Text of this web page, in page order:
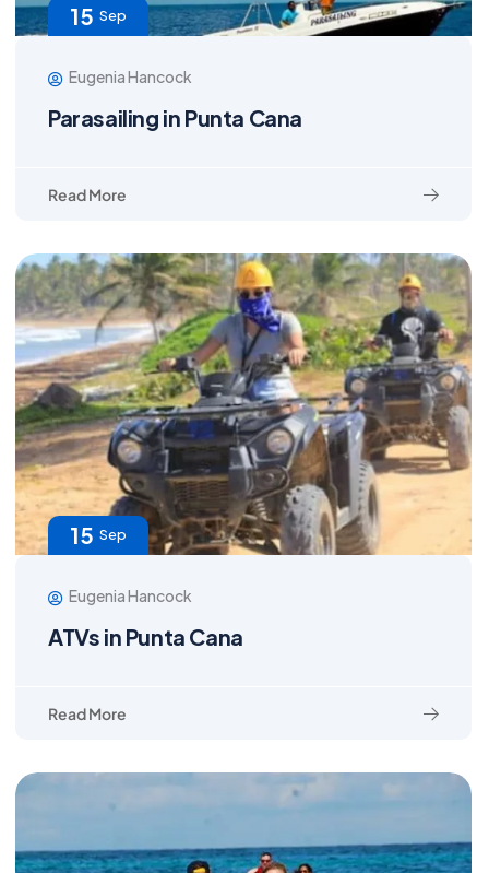
15 Sep
Eugenia Hancock
Parasailing in Punta Cana
Read More
15 Sep
Eugenia Hancock
ATVs in Punta Cana
Read More